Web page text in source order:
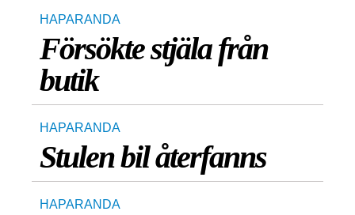
HAPARANDA
Försökte stjäla från
butik
HAPARANDA
Stulen bil återfanns
HAPARANDA